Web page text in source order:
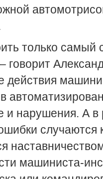
только самый
говорит
действия
и нарушения. А в
случаются
машиниста-